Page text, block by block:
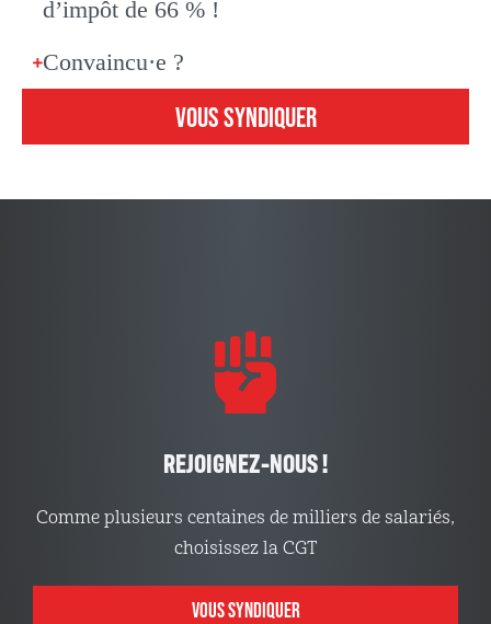
d’impôt de 66 % !
Convaincu·e ?
VOUS SYNDIQUER
REJOIGNEZ-NOUS !
Comme plusieurs centaines de milliers de salariés,
choisissez la CGT
VOUS SYNDIQUER